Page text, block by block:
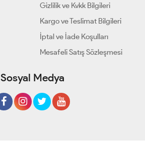
Gizlilik ve Kvkk Bilgileri
Kargo ve Teslimat Bilgileri
İptal ve İade Koşulları
Mesafeli Satış Sözleşmesi
Sosyal Medya